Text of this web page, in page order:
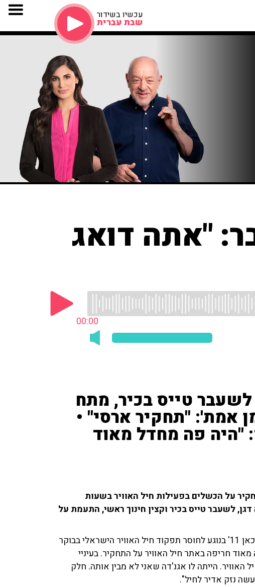
עכשיו בשידור
שבת עברית
"אתה דואג
00:00
טייס בכיר, מתח
אמת': "תחקיר ארסי" •
"היה פה מחדל מאוד
שודר בתוכנית 'זמן אמת' ב'כאן 11' תחקיר על הכשלים בפעילות חיל האוויר בשעות
נחמיה דגן, לשעבר טייס בכיר וקצין חינוך ראשי, התעמת על
דגן העביר ביקורת על תחקיר 'זמן אמת' ששודר ב'כאן 11' בנוגע לחוסר תפקוד חיל האוויר הישראלי בבוקר
מאוד חריפה באתר חיל האוויר על התחקיר. בעיניי
הייתה לו אגנ'דה שאני לא מבין אותה. חלק
נזק אדיר לחיל".